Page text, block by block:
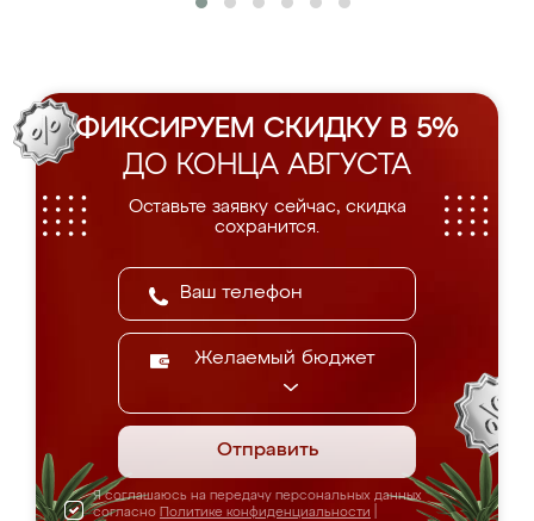
ФИКСИРУЕМ СКИДКУ В 5%
ДО КОНЦА АВГУСТА
Оставьте заявку сейчас, скидка
сохранится.
Желаемый бюджет
Отправить
Я соглашаюсь на передачу персональных данных
согласно Политике конфиденциальности